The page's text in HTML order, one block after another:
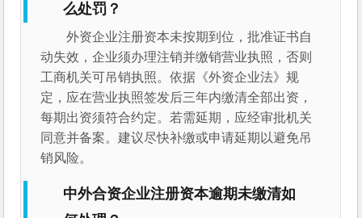
么处罚？
外资企业注册资本未按期到位，批准证书自
动失效，企业须办理注销并缴销营业执照，否则
工商机关可吊销执照。依据《外资企业法》规
定，应在营业执照签发后三年内缴清全部出资，
每期出资须符合约定。若需延期，应经审批机关
同意并备案。建议尽快补缴或申请延期以避免吊
销风险。
中外合资企业注册资本逾期未缴清如